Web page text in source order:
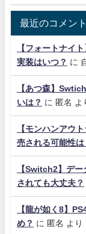
最近のコメント
【フォートナイ
実装はいつ？ に
【あつ森】
いは？ に 匿名 よ
【モンハンアウ
売される可能性は
【Switch2】デ
されても大丈夫？
【龍が如く8】
め？ に 匿名 より